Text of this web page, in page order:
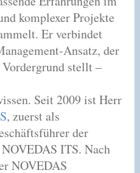
komplexer Projekte
Er verbindet
Ansatz, der
stellt –
Seit 2009 ist Herr
, zuerst als
der
ITS. Nach
NOVEDAS